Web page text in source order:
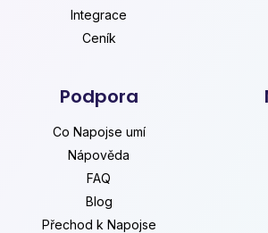
Integrace
Ceník
Podpora
Co Napojse umí
Nápověda
FAQ
Blog
Přechod k Napojse